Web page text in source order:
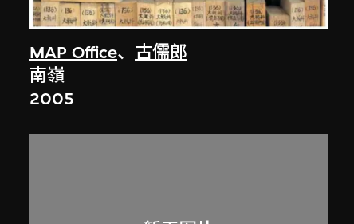
MAP Office、 古儒郎
南嶺
2005